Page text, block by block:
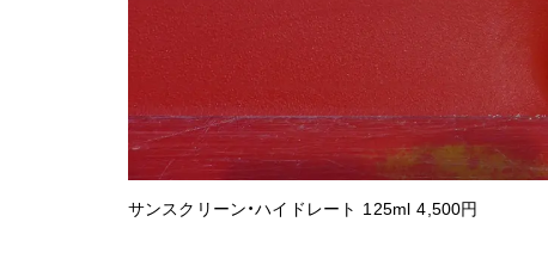
サンスクリーン・ハイドレート 125ml 4,500円